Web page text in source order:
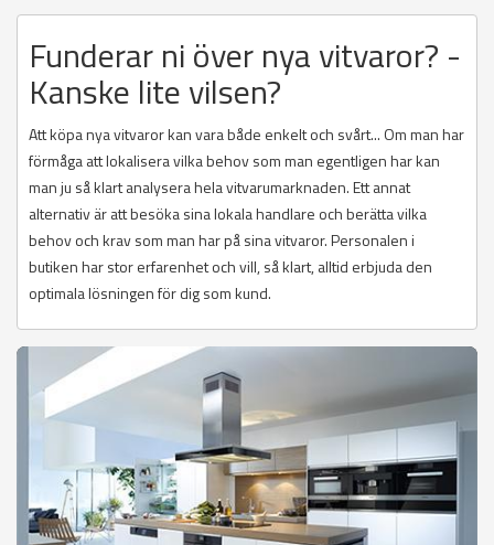
Funderar ni över nya vitvaror? -
Kanske lite vilsen?
Att köpa nya vitvaror kan vara både enkelt och svårt... Om man har
förmåga att lokalisera vilka behov som man egentligen har kan
man ju så klart analysera hela vitvarumarknaden. Ett annat
alternativ är att besöka sina lokala handlare och berätta vilka
behov och krav som man har på sina vitvaror. Personalen i
butiken har stor erfarenhet och vill, så klart, alltid erbjuda den
optimala lösningen för dig som kund.